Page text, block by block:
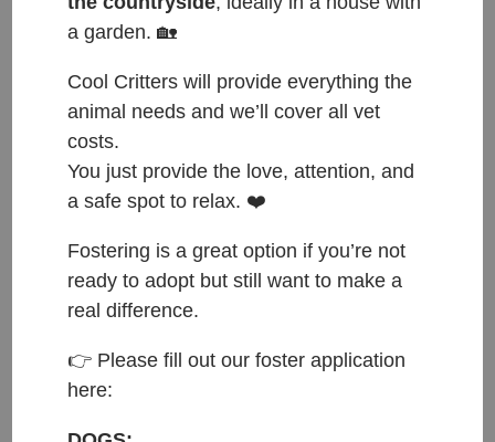
Přijata do azylu: 1.3.2026
Původ: z Jižní Koreji
a garden. 🏡
Cool Critters will provide everything the
animal needs and we’ll cover all vet
costs.
You just provide the love, attention, and
a safe spot to relax. ❤️
Fostering is a great option if you’re not
ready to adopt but still want to make a
real difference.
👉 Please fill out our foster application
here: